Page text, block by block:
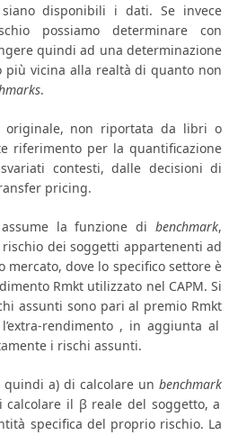
2022)
disponibili i dati. Se invece
possiamo determinare con
quindi ad una determinazione
più vicina alla realtà di quanto non
.
originale, non riportata da libri o
riferimento per la quantificazione
contesti, dalle decisioni di
pricing.
assume la funzione dibenchmark,
rischio dei soggetti appartenenti ad
mercato, dove lo specifico settore è
Rmkt utilizzato nel CAPM. Si
assunti sono pari al premio Rmkt
rendimento , in aggiunta al
i rischi assunti.
a) di calcolare un benchmark
il β reale del soggetto, a
specifica del proprio rischio. La